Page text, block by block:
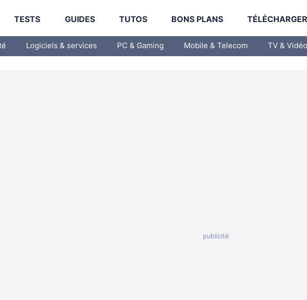
TESTS GUIDES TUTOS BONS PLANS
Logiciels & services PC & Gaming Mobile & Telecom TV & Vidéo